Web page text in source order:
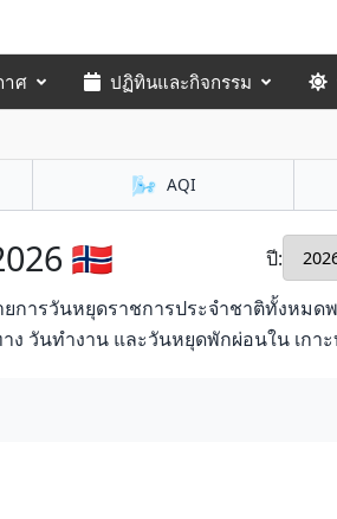
าศ ปฏิทินและกิจกรรม
🌬️ AQI
🇧🇻
ปี:
ยการวันหยุดราชการประจำชาติทั้งหมด
วันทำงาน และวันหยุดพักผ่อนใน เกาะ